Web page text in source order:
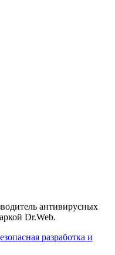
антивирусных
Dr.Web.
разработка и